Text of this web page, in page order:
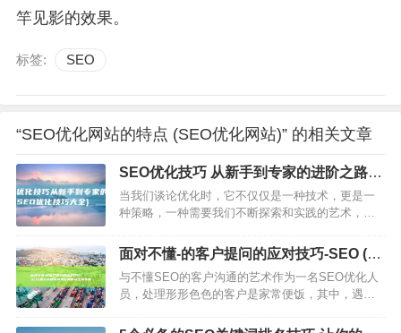
竿见影的效果。
标签: SEO
“SEO优化网站的特点 (SEO优化网站)” 的相关文章
SEO优化技巧 从新手到专家的进阶之路
(SEO优化技巧大全)
当我们谈论优化时，它不仅仅是一种技术，更是一
种策略，一种需要我们不断探索和实践的艺术，本
些实用的技巧和经验，SEO优化技巧，从新手到专
家的进阶之路我们要明…
面对不懂-的客户提问的应对技巧-SEO (面
对不懂的问题时其他学生的态度如何)
与不懂SEO的客户沟通的艺术作为一名SEO优化人
员，处理形形色色的客户是家常便饭，其中，遇到
战，面对这样的客户，需要掌握一定的技巧，才能